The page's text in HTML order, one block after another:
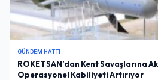
GÜNDEM HATTI
ROKETSAN’dan Kent Savaşlarına
Operasyonel Kabiliyeti Artırıyor